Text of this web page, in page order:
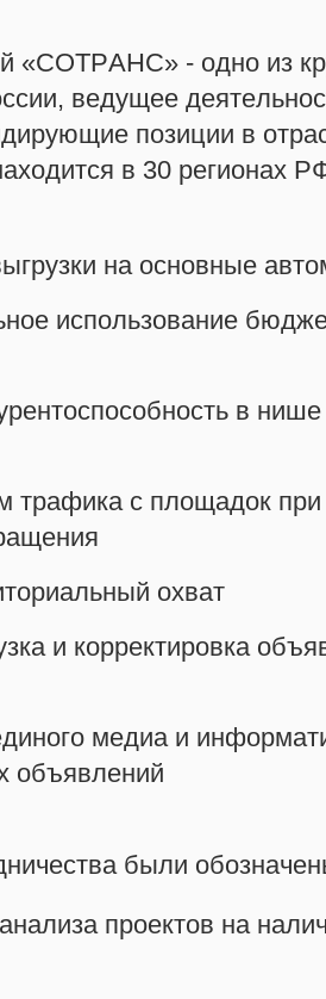
«СОТРАНС» - одно из
ведущее
позиции в
в 30 регионах
на основные
использование
в
с площадок при
охват
и корректировка
медиа и
объявлений
были
проектов на